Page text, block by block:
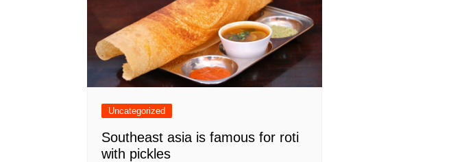
Uncategorized
Southeast asia is famous for roti
with pickles